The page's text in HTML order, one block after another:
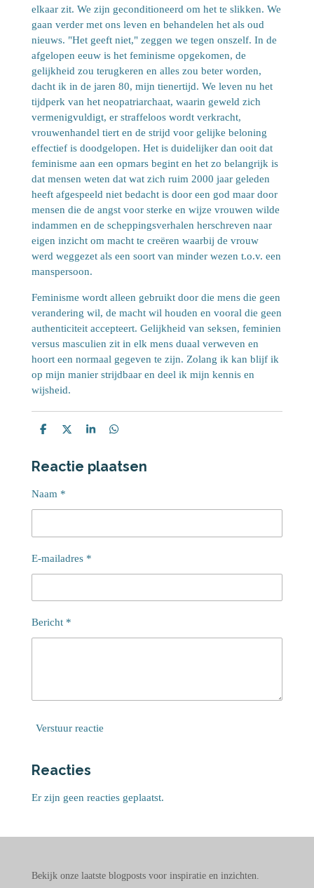
elkaar zit. We zijn geconditioneerd om het te slikken. We
gaan verder met ons leven en behandelen het als oud
nieuws. "Het geeft niet," zeggen we tegen onszelf. In de
afgelopen eeuw is het feminisme opgekomen, de
gelijkheid zou terugkeren en alles zou beter worden,
dacht ik in de jaren 80, mijn tienertijd. We leven nu het
tijdperk van het neopatriarchaat, waarin geweld zich
vermenigvuldigt, er straffeloos wordt verkracht,
vrouwenhandel tiert en de strijd voor gelijke beloning
effectief is doodgelopen. Het is duidelijker dan ooit dat
feminisme aan een opmars begint en het zo belangrijk is
dat mensen weten dat wat zich ruim 2000 jaar geleden
heeft afgespeeld niet bedacht is door een god maar door
mensen die de angst voor sterke en wijze vrouwen wilde
indammen en de scheppingsverhalen herschreven naar
eigen inzicht om macht te creëren waarbij de vrouw
werd weggezet als een soort van minder wezen t.o.v. een
manspersoon.
Feminisme wordt alleen gebruikt door die mens die geen
verandering wil, de macht wil houden en vooral die geen
authenticiteit accepteert. Gelijkheid van seksen, feminien
versus masculien zit in elk mens duaal verweven en
hoort een normaal gegeven te zijn. Zolang ik kan blijf ik
op mijn manier strijdbaar en deel ik mijn kennis en
wijsheid.
D
e
n
D
l
S
r
e
D
e
n
Reactie plaatsen
Naam *
E-mailadres *
Bericht *
Verstuur reactie
Reacties
Er zijn geen reacties geplaatst.
Bekijk onze laatste blogposts voor inspiratie en inzichten.